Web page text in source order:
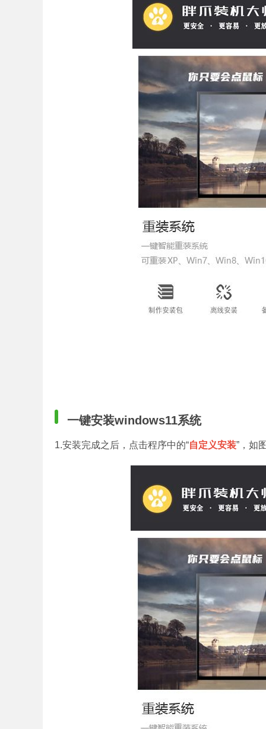
一键安装windows11系统
1.安装完成之后，点击程序中的“自定义安装”，如